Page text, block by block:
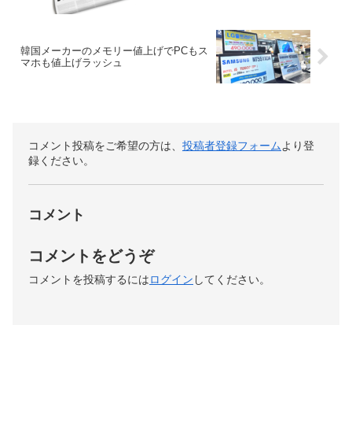
韓国メーカーのメモリー値上げでPCもス
マホも値上げラッシュ
コメント投稿をご希望の方は、 投稿者登録フォーム より登
録ください。
コメント
コメントをどうぞ
コメントを投稿するにはログイン してください。